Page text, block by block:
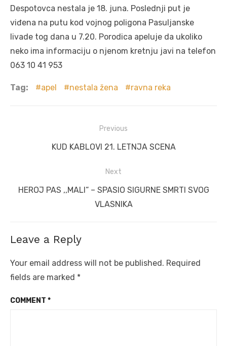
Despotovca nestala je 18. juna. Poslednji put je
viđena na putu kod vojnog poligona Pasuljanske
livade tog dana u 7.20. Porodica apeluje da ukoliko
neko ima informaciju o njenom kretnju javi na telefon
063 10 41 953
Tag: apel nestala žena ravna reka
navigation
Previous
Previous
KUD KABLOVI 21. LETNJA SCENA
Next
Next
HEROJ PAS ,,MALI“ – SPASIO SIGURNE SMRTI SVOG
VLASNIKA
Leave a Reply
Your email address will not be published. Required
fields are marked *
COMMENT *